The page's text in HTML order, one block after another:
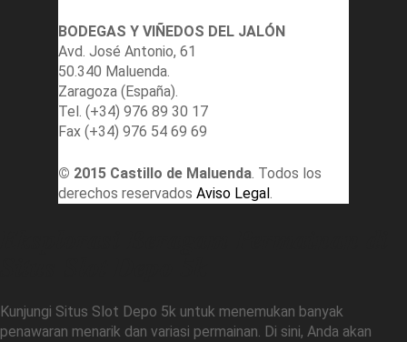
BODEGAS Y VIÑEDOS DEL JALÓN
Avd. José Antonio, 61
50.340 Maluenda.
Zaragoza (España).
Tel. (+34) 976 89 30 17
Fax (+34) 976 54 69 69
© 2015 Castillo de Maluenda. Todos los
derechos reservados Aviso Legal .
Kunjungi Situs Slot Depo 5k untuk menemukan banyak
penawaran menarik dan variasi permainan. Di sini, Anda akan